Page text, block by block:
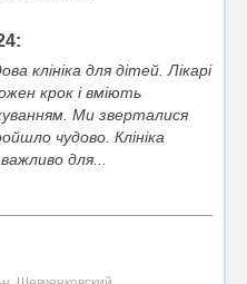
клініка для дітей. Лікарі
крок і вміють
Ми зверталися
чудово. Клініка
для...